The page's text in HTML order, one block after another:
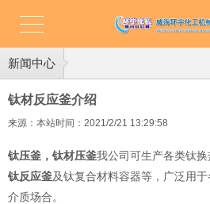
新闻中心
钛材反应釜介绍
来源：本站时间：2021/2/21 13:29:58
钛压釜，钛材压釜我公司可生产各类钛换
钛反应釜及钛复合材料容器等，广泛用
介质场合。